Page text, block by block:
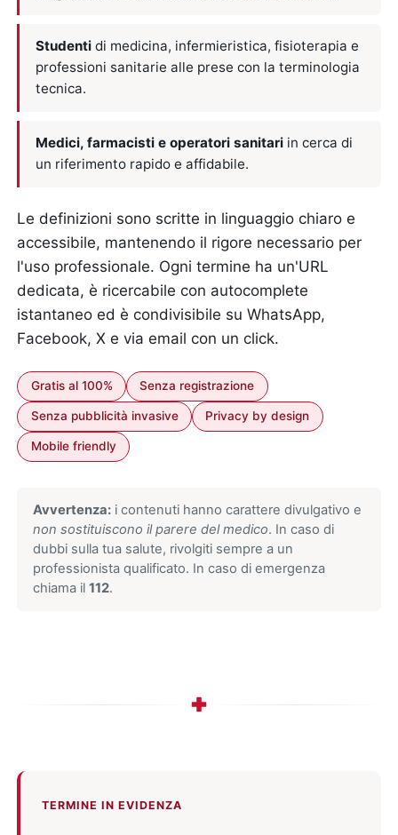
Studentidi medicina, infermieristica, fisioterapia e
professioni sanitarie alle prese con la terminologia
tecnica.
Medici, farmacisti e operatori sanitariin cerca di
un riferimento rapido e affidabile.
Le definizioni sono scritte in linguaggio chiaro e
accessibile, mantenendo il rigore necessario per
l'uso professionale. Ogni termine ha un'URL
dedicata, è ricercabile con autocomplete
istantaneo ed è condivisibile su WhatsApp,
Facebook, X e via email con un click.
Gratis al 100% Senza registrazione
Senza pubblicità invasive Privacy by design
Mobile friendly
Avvertenza:i contenuti hanno carattere divulgativo e
non sostituiscono il parere del medico. In caso di
dubbi sulla tua salute, rivolgiti sempre a un
professionista qualificato. In caso di emergenza
chiama il 112.
TERMINE IN EVIDENZA